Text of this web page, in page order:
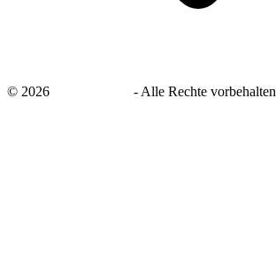
© 2026 - Alle Rechte vorbehalten